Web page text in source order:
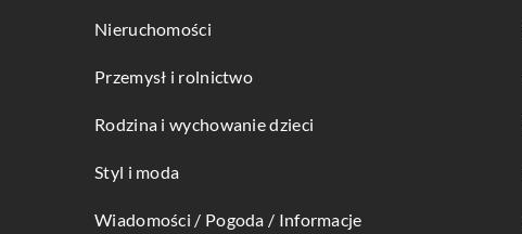
Nieruchomości
Przemysł i rolnictwo
Rodzina i wychowanie dzieci
Styl i moda
Wiadomości / Pogoda / Informacje